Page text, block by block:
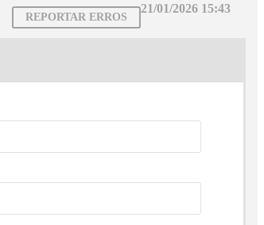
21/01/2026 15:43
REPORTAR ERROS